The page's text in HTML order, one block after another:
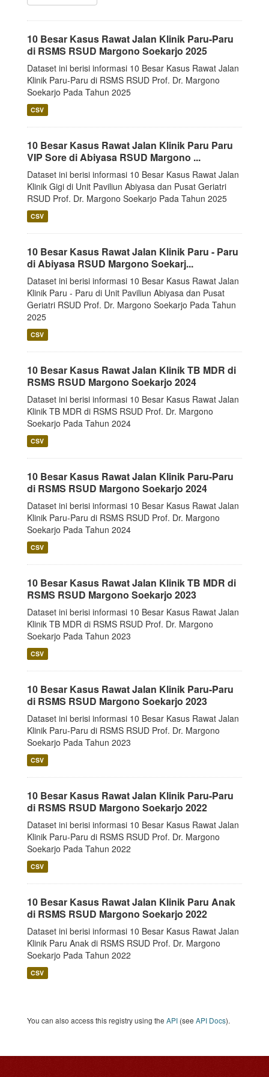
10 Besar Kasus Rawat Jalan Klinik Paru-Paru
di RSMS RSUD Margono Soekarjo 2025
Dataset ini berisi informasi 10 Besar Kasus Rawat Jalan
Klinik Paru-Paru di RSMS RSUD Prof. Dr. Margono
Soekarjo Pada Tahun 2025
CSV
10 Besar Kasus Rawat Jalan Klinik Paru Paru
VIP Sore di Abiyasa RSUD Margono ...
Dataset ini berisi informasi 10 Besar Kasus Rawat Jalan
Klinik Gigi di Unit Paviliun Abiyasa dan Pusat Geriatri
RSUD Prof. Dr. Margono Soekarjo Pada Tahun 2025
CSV
10 Besar Kasus Rawat Jalan Klinik Paru - Paru
di Abiyasa RSUD Margono Soekarj...
Dataset ini berisi informasi 10 Besar Kasus Rawat Jalan
Klinik Paru - Paru di Unit Paviliun Abiyasa dan Pusat
Geriatri RSUD Prof. Dr. Margono Soekarjo Pada Tahun
2025
CSV
10 Besar Kasus Rawat Jalan Klinik TB MDR di
RSMS RSUD Margono Soekarjo 2024
Dataset ini berisi informasi 10 Besar Kasus Rawat Jalan
Klinik TB MDR di RSMS RSUD Prof. Dr. Margono
Soekarjo Pada Tahun 2024
CSV
10 Besar Kasus Rawat Jalan Klinik Paru-Paru
di RSMS RSUD Margono Soekarjo 2024
Dataset ini berisi informasi 10 Besar Kasus Rawat Jalan
Klinik Paru-Paru di RSMS RSUD Prof. Dr. Margono
Soekarjo Pada Tahun 2024
CSV
10 Besar Kasus Rawat Jalan Klinik TB MDR di
RSMS RSUD Margono Soekarjo 2023
Dataset ini berisi informasi 10 Besar Kasus Rawat Jalan
Klinik TB MDR di RSMS RSUD Prof. Dr. Margono
Soekarjo Pada Tahun 2023
CSV
10 Besar Kasus Rawat Jalan Klinik Paru-Paru
di RSMS RSUD Margono Soekarjo 2023
Dataset ini berisi informasi 10 Besar Kasus Rawat Jalan
Klinik Paru-Paru di RSMS RSUD Prof. Dr. Margono
Soekarjo Pada Tahun 2023
CSV
10 Besar Kasus Rawat Jalan Klinik Paru-Paru
di RSMS RSUD Margono Soekarjo 2022
Dataset ini berisi informasi 10 Besar Kasus Rawat Jalan
Klinik Paru-Paru di RSMS RSUD Prof. Dr. Margono
Soekarjo Pada Tahun 2022
CSV
10 Besar Kasus Rawat Jalan Klinik Paru Anak
di RSMS RSUD Margono Soekarjo 2022
Dataset ini berisi informasi 10 Besar Kasus Rawat Jalan
Klinik Paru Anak di RSMS RSUD Prof. Dr. Margono
Soekarjo Pada Tahun 2022
CSV
You can also access this registry using the API (see API Docs).